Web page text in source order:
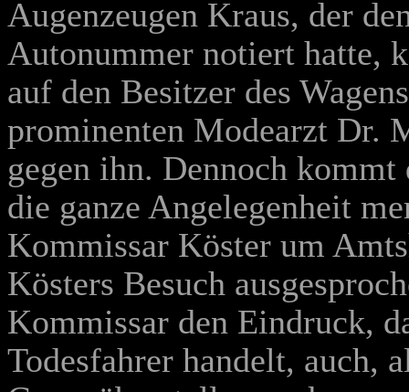
Augenzeugen Kraus, der
Autonummer notiert hatte,
auf den Besitzer des
prominenten Modearzt Dr.
gegen ihn. Dennoch
die ganze Angelegenheit
Kommissar Köster um
Kösters Besuch
Kommissar den Eindruck,
Todesfahrer handelt, auch,